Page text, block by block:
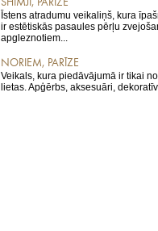
SHIMJI, PARĪZE
Īstens atradumu veikaliņš, kura
ir estētiskās pasaules pērļu
apgleznotiem...
NORIEM, PARĪZE
Veikals, kura piedāvājumā ir tikai
lietas. Apģērbs, aksesuāri,